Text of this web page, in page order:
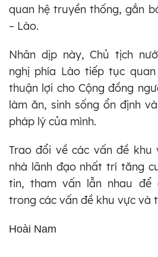
quan hệ truyền thống, gắn
– Lào.
Nhân dịp này, Chủ tịch
nghị phía Lào tiếp tục
thuận lợi cho Cộng đồng
làm ăn, sinh sống ổn định
pháp lý của mình.
Trao đổi về các vấn đề khu
nhà lãnh đạo nhất trí tăng
tin, tham vấn lẫn nhau để
trong các vấn đề khu vực và
Hoài Nam